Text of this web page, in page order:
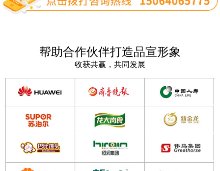
帮助合作伙伴打造品宣形象
收获共赢，共同发展